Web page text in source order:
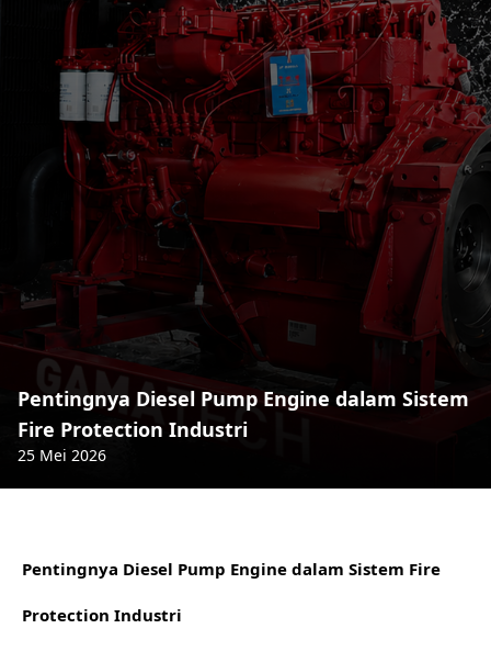
25 Mei 2026
Pentingnya Diesel Pump Engine dalam Sistem
Fire Protection Industri
Pentingnya Diesel Pump Engine dalam Sistem Fire
Protection Industri